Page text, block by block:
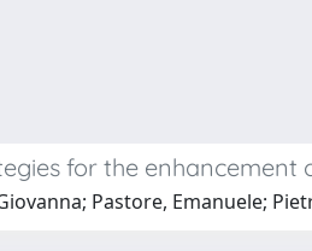
for the enhancement
Pastore, Emanuele;